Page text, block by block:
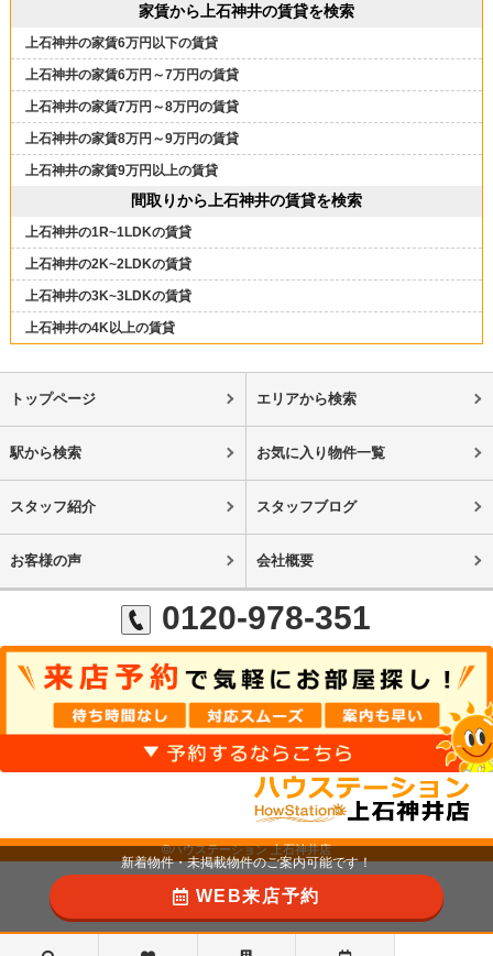
家賃から上石神井の賃貸を検索
上石神井の家賃6万円以下の賃貸
上石神井の家賃6万円～7万円の賃貸
上石神井の家賃7万円～8万円の賃貸
上石神井の家賃8万円～9万円の賃貸
上石神井の家賃9万円以上の賃貸
間取りから上石神井の賃貸を検索
上石神井の1R~1LDKの賃貸
上石神井の2K~2LDKの賃貸
上石神井の3K~3LDKの賃貸
上石神井の4K以上の賃貸
トップページ エリアから検索
駅から検索 お気に入り物件一覧
スタッフ紹介 スタッフブログ
お客様の声 会社概要
0120-978-351
©ハウステーション 上石神井店
新着物件・未掲載物件のご案内可能です！
WEB来店予約